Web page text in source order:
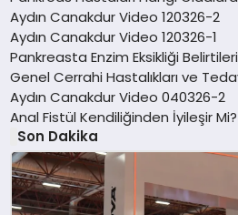
Aydın Canakdur Video 120326-2
Aydın Canakdur Video 120326-1
Pankreasta Enzim Eksikliği
Genel Cerrahi Hastalıkları ve
Aydın Canakdur Video 040326-2
Anal Fistül Kendiliğinden İyileşir Mi?
Son Dakika